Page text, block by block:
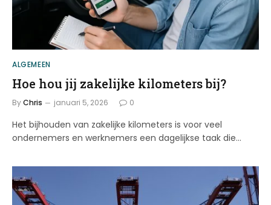
ALGEMEEN
Hoe hou jij zakelijke kilometers bij?
ByChris januari 5, 2026 0
Het bijhouden van zakelijke kilometers is voor veel
ondernemers en werknemers een dagelijkse taak die…